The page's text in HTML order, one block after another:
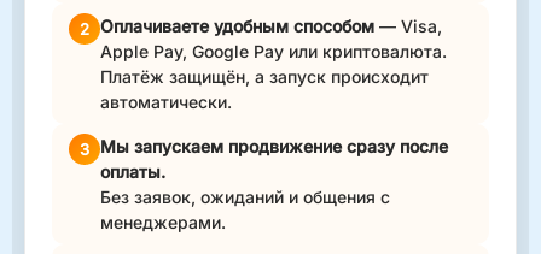
2 Оплачиваете удобным способом — Visa,
Apple Pay, Google Pay или криптовалюта.
Платёж защищён, а запуск происходит
автоматически.
3
Мы запускаем продвижение сразу после
оплаты.
Без заявок, ожиданий и общения с
менеджерами.